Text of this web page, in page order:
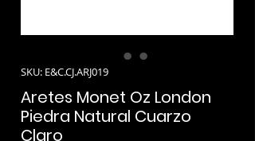
SKU: E&C.CJ.ARJ019
Aretes Monet Oz London
Piedra Natural Cuarzo
Claro